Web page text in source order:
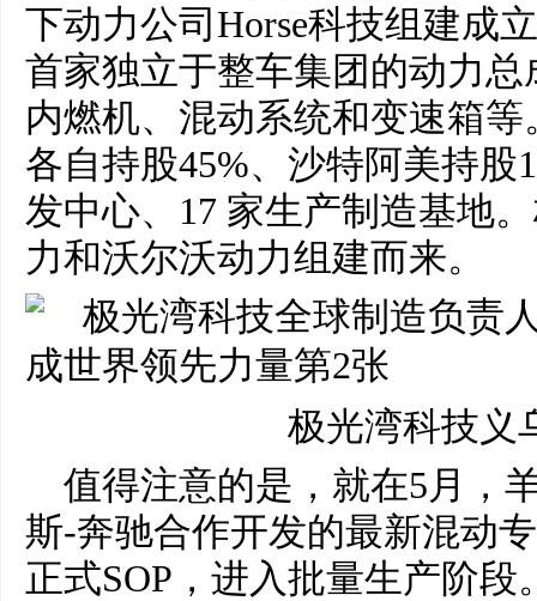
下动力公司Horse科技组建成
首家独立于整车集团的动力
内燃机、混动系统和变速箱
各自持股45%、沙特阿美持股
发中心、17 家生产制造基地
力和沃尔沃动力组建而来。
极光湾科技义
值得注意的是，就在5月，
斯-奔驰合作开发的最新混动
正式SOP，进入批量生产阶